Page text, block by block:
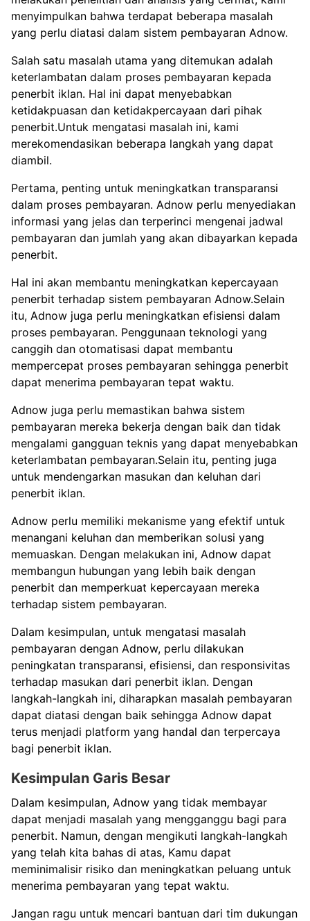
menyimpulkan bahwa terdapat beberapa masalah
yang perlu diatasi dalam sistem pembayaran Adnow.
Salah satu masalah utama yang ditemukan adalah
keterlambatan dalam proses pembayaran kepada
penerbit iklan. Hal ini dapat menyebabkan
ketidakpuasan dan ketidakpercayaan dari pihak
penerbit.Untuk mengatasi masalah ini, kami
merekomendasikan beberapa langkah yang dapat
diambil.
Pertama, penting untuk meningkatkan transparansi
dalam proses pembayaran. Adnow perlu menyediakan
informasi yang jelas dan terperinci mengenai jadwal
pembayaran dan jumlah yang akan dibayarkan kepada
penerbit.
Hal ini akan membantu meningkatkan kepercayaan
penerbit terhadap sistem pembayaran Adnow.Selain
itu, Adnow juga perlu meningkatkan efisiensi dalam
proses pembayaran. Penggunaan teknologi yang
canggih dan otomatisasi dapat membantu
mempercepat proses pembayaran sehingga penerbit
dapat menerima pembayaran tepat waktu.
Adnow juga perlu memastikan bahwa sistem
pembayaran mereka bekerja dengan baik dan tidak
mengalami gangguan teknis yang dapat menyebabkan
keterlambatan pembayaran.Selain itu, penting juga
untuk mendengarkan masukan dan keluhan dari
penerbit iklan.
Adnow perlu memiliki mekanisme yang efektif untuk
menangani keluhan dan memberikan solusi yang
memuaskan. Dengan melakukan ini, Adnow dapat
membangun hubungan yang lebih baik dengan
penerbit dan memperkuat kepercayaan mereka
terhadap sistem pembayaran.
Dalam kesimpulan, untuk mengatasi masalah
pembayaran dengan Adnow, perlu dilakukan
peningkatan transparansi, efisiensi, dan responsivitas
terhadap masukan dari penerbit iklan. Dengan
langkah-langkah ini, diharapkan masalah pembayaran
dapat diatasi dengan baik sehingga Adnow dapat
terus menjadi platform yang handal dan terpercaya
bagi penerbit iklan.
Kesimpulan Garis Besar
Dalam kesimpulan, Adnow yang tidak membayar
dapat menjadi masalah yang mengganggu bagi para
penerbit. Namun, dengan mengikuti langkah-langkah
yang telah kita bahas di atas, Kamu dapat
meminimalisir risiko dan meningkatkan peluang untuk
menerima pembayaran yang tepat waktu.
Jangan ragu untuk mencari bantuan dari tim dukungan